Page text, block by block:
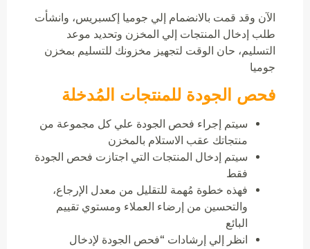
الآن وقد قمت بالانضمام إلي جوميا إكسبريس، وانشأت
طلب إدخال المنتجات إلي المخزن وتحديد موعد
التسليم، حان الوقت لتجهيز مخزونك للتسليم بمخزن
جوميا
فحص الجودة للمنتجات المُدخلة
سيتم إجراء فحص الجودة علي كل مجموعة من
منتجاتك عقب الاستلام بالمخزن
سيتم إدخال المنتجات التي اجتازت فحص الجودة
فقط
فهذه خطوة مُهمة للتقليل من معدل الإرجاع،
والتحسين من إرضاء العملاء ومستوي تقييم
البائع
انظر إلي إرشادات “فحص الجودة لإدخال